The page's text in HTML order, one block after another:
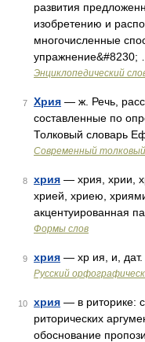
развития
изобретению и
многочисленные
упражнение&#8230; …
Энциклопедический
7 Хрия — ж. Речь,
составленные по
Толковый словарь
Современный толковый
8 хрия — хрия, хрии,
хрией, хриею,
акцентуированная
Формы слов
9 хрия — хр ия, и, дат.
Русский
10 хрия — в риторике:
риторических
обоснование